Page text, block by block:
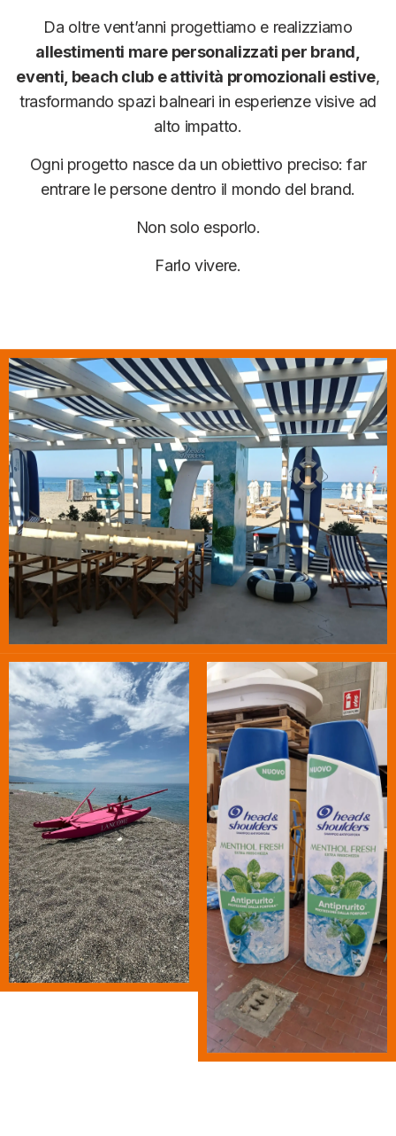
Da oltre vent’anni progettiamo e realizziamo
allestimenti mare personalizzati per brand,
eventi, beach club e attività promozionali estive,
trasformando spazi balneari in esperienze visive ad
alto impatto.
Ogni progetto nasce da un obiettivo preciso: far
entrare le persone dentro il mondo del brand.
Non solo esporlo.
Farlo vivere.